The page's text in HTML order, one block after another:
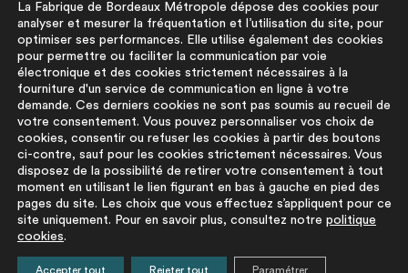
moment faire cesser ces communications en cliquant sur le lien de
désinscription figurant dans chaque message. Vous pouvez
exercer ces droits par courrier électronique à contact@lafab-
bm.fr. Pour en savoir plus sur le traitement de vos données,
cliquezici
À PROPOS
La démarche
La base du
réemploi
FAQ
Pour aller plus
PLUS D'INFORMATIONS
Mentions légales
Politique de
protection des
Politique cookies
La Fabrique de Bordeaux Métropole dépose des cookies pour
analyser et mesurer la fréquentation et l’utilisation du site, pour
optimiser ses performances. Elle utilise également des cookies
pour permettre ou faciliter la communication par voie
électronique et des cookies strictement nécessaires à la
fourniture d'un service de communication en ligne à votre
demande. Ces derniers cookies ne sont pas soumis au recueil de
votre consentement. Vous pouvez personnaliser vos choix de
cookies, consentir ou refuser les cookies à partir des boutons
ci-contre, sauf pour les cookies strictement nécessaires. Vous
disposez de la possibilité de retirer votre consentement à tout
moment en utilisant le lien figurant en bas à gauche en pied des
pages du site. Les choix que vous effectuez s’appliquent pour ce
site uniquement. Pour en savoir plus, consultez notre politique
cookies.
Accepter tout Rejeter tout Paramétrer